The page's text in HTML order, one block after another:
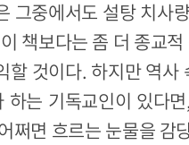
그중에서도 설탕 치사
책보다는 좀 더 종교
할 것이다. 하지만 역
는 기독교인이 있다
쩌면 흐르는 눈물을 감